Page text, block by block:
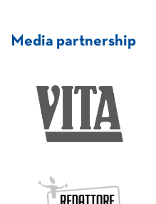
Media partnership